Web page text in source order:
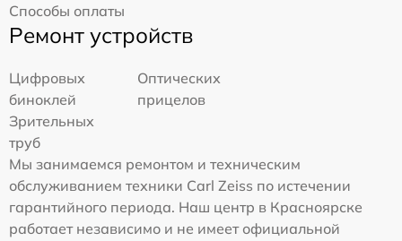
Способы оплаты
Ремонт устройств
Цифровых
биноклей
Оптических
прицелов
Зрительных
труб
Мы занимаемся ремонтом и техническим
обслуживанием техники Carl Zeiss по истечении
гарантийного периода. Наш центр в Красноярске
работает независимо и не имеет официальной